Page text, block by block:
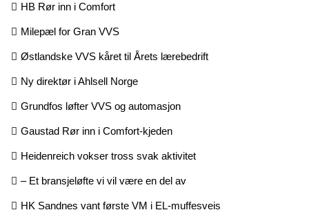
HB Rør inn i Comfort
Milepæl for Gran VVS
Østlandske VVS kåret til Årets lærebedrift
Ny direktør i Ahlsell Norge
Grundfos løfter VVS og automasjon
Gaustad Rør inn i Comfort-kjeden
Heidenreich vokser tross svak aktivitet
– Et bransjeløfte vi vil være en del av
HK Sandnes vant første VM i EL-muffesveis